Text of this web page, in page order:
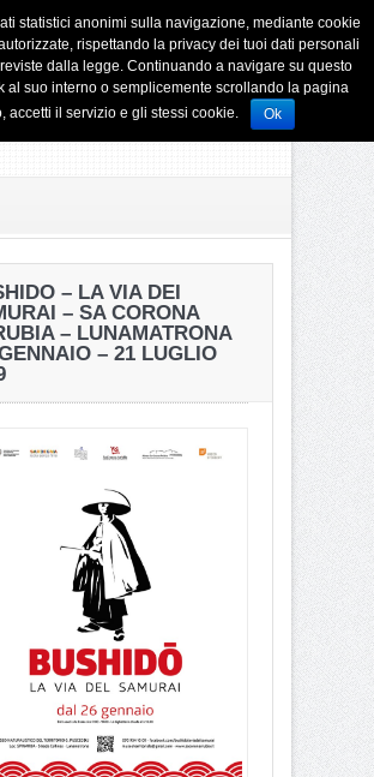
– LA VIA DEI
– SA CORONA
– LUNAMATRONA
– 21 LUGLIO
statistici anonimi sulla navigazione, mediante cookie
rispettando la privacy dei tuoi dati personali
dalla legge. Continuando a navigare su questo
al suo interno o semplicemente scrollando la pagina
accetti il servizio e gli stessi cookie.
Ok